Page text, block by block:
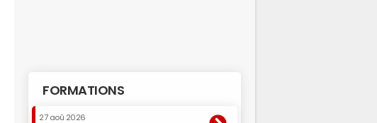
FORMATIONS
27 aoû 2026